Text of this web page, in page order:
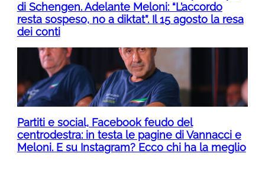
di Schengen. Adelante Meloni: “L’accordo
resta sospeso, no a diktat”. Il 15 agosto la resa
dei conti
Partiti e social, Facebook feudo del
centrodestra: in testa le pagine di Vannacci e
Meloni. E su Instagram? Ecco chi ha la meglio